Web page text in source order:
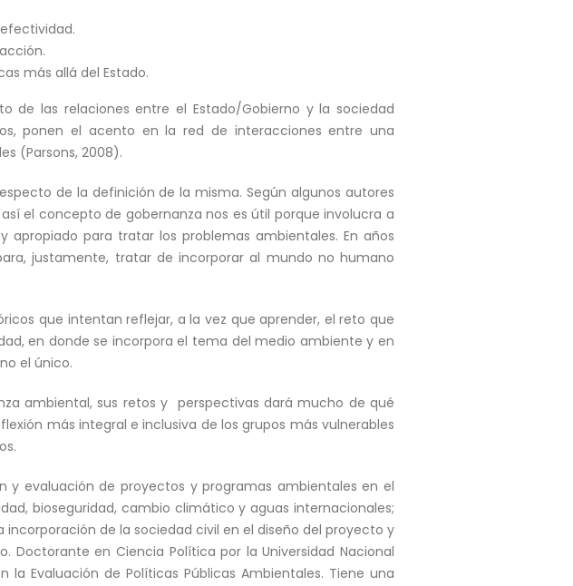
más allá del Estado.
de las relaciones entre el Estado/Gobierno y la sociedad
ponen el acento en la red de interacciones entre una
(Parsons, 2008).
de la definición de la misma. Según algunos autores
el concepto de gobernanza nos es útil porque involucra a
para tratar los problemas ambientales. En años
justamente, tratar de incorporar al mundo no humano
que intentan reflejar, a la vez que aprender, el reto que
en donde se incorpora el tema del medio ambiente y en
el único.
ambiental, sus retos y perspectivas dará mucho de qué
más integral e inclusiva de los grupos más vulnerables
y evaluación de proyectos y programas ambientales en el
bioseguridad, cambio climático y aguas internacionales;
de la sociedad civil en el diseño del proyecto y
en Ciencia Política por la Universidad Nacional
Evaluación de Políticas Públicas Ambientales. Tiene una